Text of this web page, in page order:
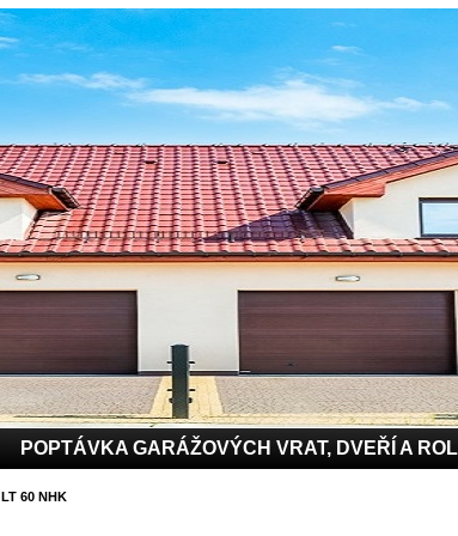
POPTÁVKA GARÁŽOVÝCH VRAT, DVEŘÍ A
LT 60 NHK